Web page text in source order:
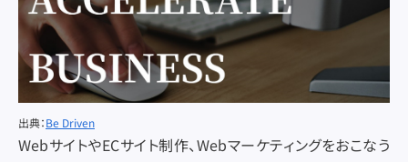
出典：Be Driven
WebサイトやECサイト制作、Webマーケティングをおこなう